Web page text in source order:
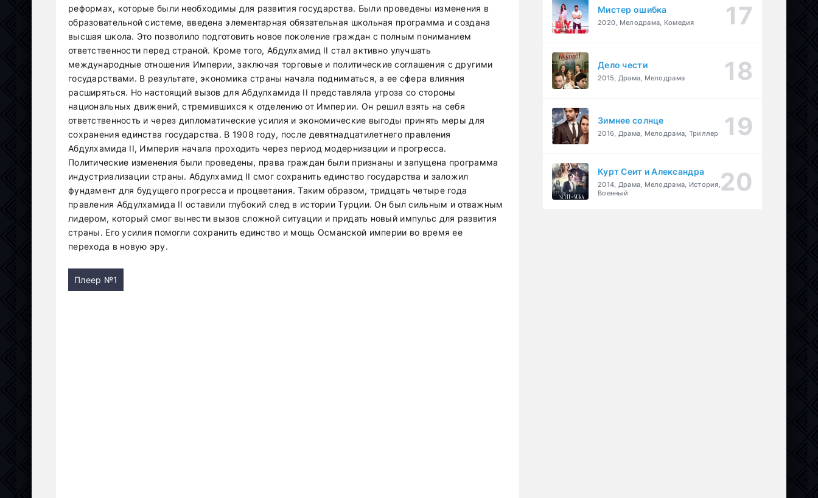
реформах, которые были необходимы для развития государства. Были проведены изменения в
образовательной системе, введена элементарная обязательная школьная программа и создана
высшая школа. Это позволило подготовить новое поколение граждан с полным пониманием
ответственности перед страной. Кроме того, Абдулхамид II стал активно улучшать
международные отношения Империи, заключая торговые и политические соглашения с другими
государствами. В результате, экономика страны начала подниматься, а ее сфера влияния
расширяться. Но настоящий вызов для Абдулхамида II представляла угроза со стороны
национальных движений, стремившихся к отделению от Империи. Он решил взять на себя
ответственность и через дипломатические усилия и экономические выгоды принять меры для
сохранения единства государства. В 1908 году, после девятнадцатилетнего правления
Абдулхамида II, Империя начала проходить через период модернизации и прогресса.
Политические изменения были проведены, права граждан были признаны и запущена программа
индустриализации страны. Абдулхамид II смог сохранить единство государства и заложил
фундамент для будущего прогресса и процветания. Таким образом, тридцать четыре года
правления Абдулхамида II оставили глубокий след в истории Турции. Он был сильным и отважным
лидером, который смог вынести вызов сложной ситуации и придать новый импульс для развития
страны. Его усилия помогли сохранить единство и мощь Османской империи во время ее
перехода в новую эру.
Плеер №1
Мистер ошибка
2020, Мелодрама, Комедия
Дело чести
2015, Драма, Мелодрама
Зимнее солнце
2016, Драма, Мелодрама, Триллер
Курт Сеит и Александра
2014, Драма, Мелодрама, История,
Военный